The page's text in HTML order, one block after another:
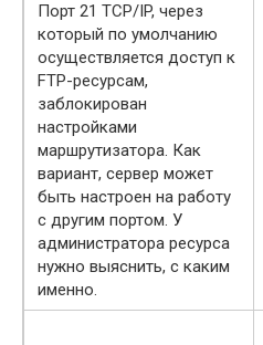
Порт 21 TCP/IP, через
который по умолчанию
осуществляется доступ к
FTP-ресурсам,
заблокирован
настройками
маршрутизатора. Как
вариант, сервер может
быть настроен на работу
с другим портом. У
администратора ресурса
нужно выяснить, с каким
именно.